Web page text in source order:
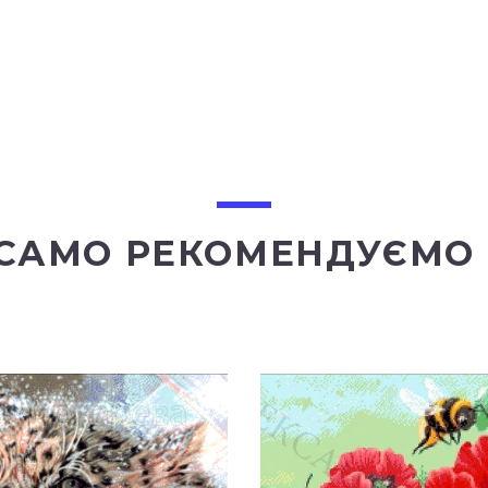
РЕКОМЕНДУЄМО